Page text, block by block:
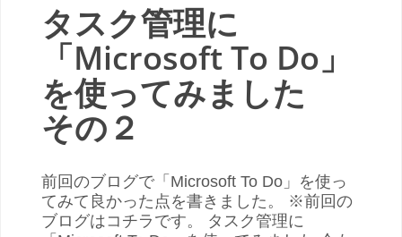
タスク管理に
「Microsoft To Do」
を使ってみました
その２
前回のブログで「Microsoft To Do」を使っ
てみて良かった点を書きました。 ※前回の
ブログはコチラです。 タスク管理に